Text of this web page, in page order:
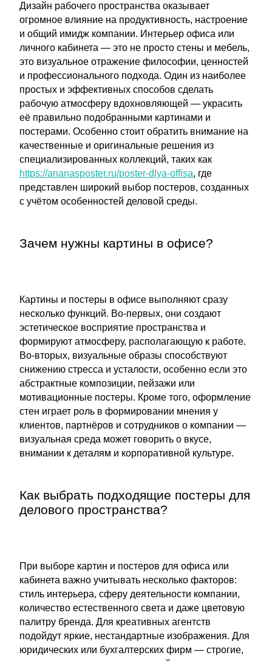
Дизайн рабочего пространства оказывает
огромное влияние на продуктивность, настроение
и общий имидж компании. Интерьер офиса или
личного кабинета — это не просто стены и мебель,
это визуальное отражение философии, ценностей
и профессионального подхода. Один из наиболее
простых и эффективных способов сделать
рабочую атмосферу вдохновляющей — украсить
её правильно подобранными картинами и
постерами. Особенно стоит обратить внимание на
качественные и оригинальные решения из
специализированных коллекций, таких как
https://ananasposter.ru/poster-dlya-offisa, где
представлен широкий выбор постеров, созданных
с учётом особенностей деловой среды.
Зачем нужны картины в офисе?
Картины и постеры в офисе выполняют сразу
несколько функций. Во-первых, они создают
эстетическое восприятие пространства и
формируют атмосферу, располагающую к работе.
Во-вторых, визуальные образы способствуют
снижению стресса и усталости, особенно если это
абстрактные композиции, пейзажи или
мотивационные постеры. Кроме того, оформление
стен играет роль в формировании мнения у
клиентов, партнёров и сотрудников о компании —
визуальная среда может говорить о вкусе,
внимании к деталям и корпоративной культуре.
Как выбрать подходящие постеры для
делового пространства?
При выборе картин и постеров для офиса или
кабинета важно учитывать несколько факторов:
стиль интерьера, сферу деятельности компании,
количество естественного света и даже цветовую
палитру бренда. Для креативных агентств
подойдут яркие, нестандартные изображения. Для
юридических или бухгалтерских фирм — строгие,